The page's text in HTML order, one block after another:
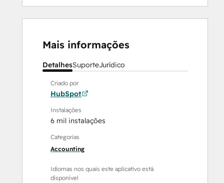
Mais informações
DetalhesSuporteJurídico
Criado por
HubSpot
Instalações
6 mil instalações
Categorias
Accounting
Idiomas nos quais este aplicativo está
disponível